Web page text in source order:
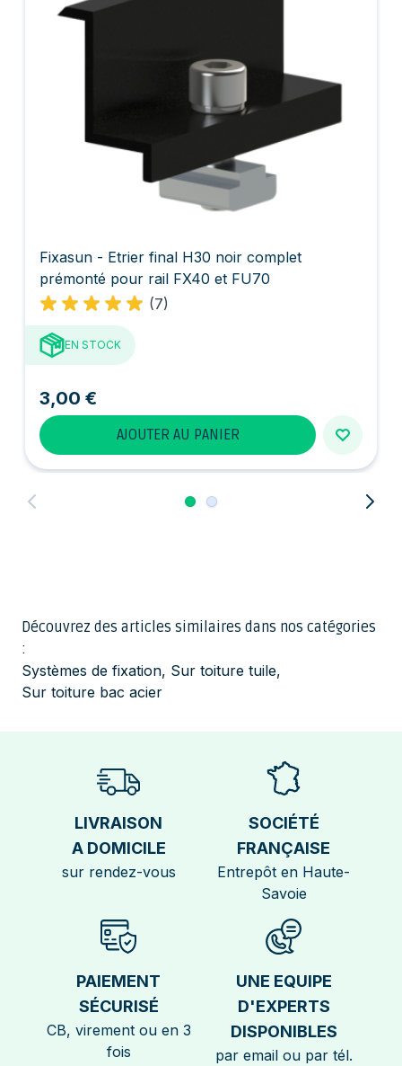
Fixasun - Etrier final H30 noir complet
prémonté pour rail FX40 et FU70
(7)
EN STOCK
3,00 €
AJOUTER AU PANIER
Découvrez des articles similaires dans nos catégories
:
Systèmes de fixation, Sur toiture tuile,
Sur toiture bac acier
LIVRAISON
A DOMICILE
sur rendez-vous
SOCIÉTÉ
FRANÇAISE
Entrepôt en Haute-
Savoie
PAIEMENT
SÉCURISÉ
CB, virement ou en 3
fois
UNE EQUIPE
D'EXPERTS
DISPONIBLES
par email ou par tél.